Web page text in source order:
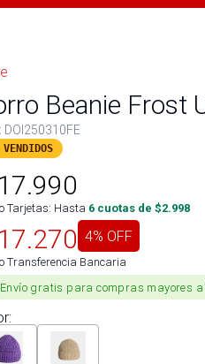
Beanie Frost
DOI250310FE
17.990
Tarjetas: Hasta 6 cuotas de $2.998
17.270 4% OFF
Transferencia Bancaria
Envío gratis para compras mayores a
: